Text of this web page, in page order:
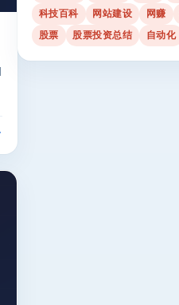
科技百科
网站建设 网赚
股票
股票投资总结 自动化